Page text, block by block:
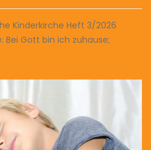
Kinderkirche Heft 3/2026
Bei Gott bin ich zuhause;